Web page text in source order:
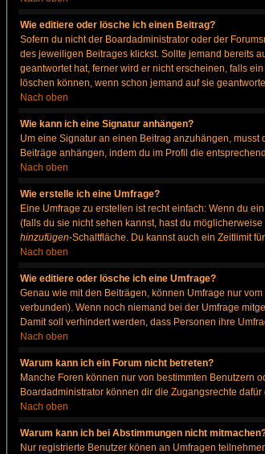
Wie editiere oder lösche ich einen Beitrag?
Sofern du nicht der Boardadministrator oder der
des jeweiligen Beitrages klickst. Sollte jemand bereits
geantwortet hat, ferner wird er nicht erscheinen, falls
löschen können, wenn schon jemand auf sie
Nach oben
Wie kann ich eine Signatur anhängen?
Um eine Signatur an einen Beitrag anzuhängen,
Beiträge anhängen, indem du im Profil die
Nach oben
Wie erstelle ich eine Umfrage?
Eine Umfrage zu erstellen ist recht einfach: Wenn du
(falls du sie nicht sehen kannst, hast du
hinzufügen-Schaltfläche. Du kannst auch ein Zeitlimit
Nach oben
Wie editiere oder lösche ich eine Umfrage?
Genau wie mit den Beiträgen, können Umfrage nur
verbunden). Wenn noch niemand bei der Umfrage
Damit soll verhindert werden, dass Personen ihre
Nach oben
Warum kann ich ein Forum nicht betreten?
Manche Foren können nur von bestimmten Benutzern
Boardadministrator können dir die Zugangsrechte
Nach oben
Warum kann ich bei Abstimmungen nicht
Nur registrierte Benutzer könen an Umfragen